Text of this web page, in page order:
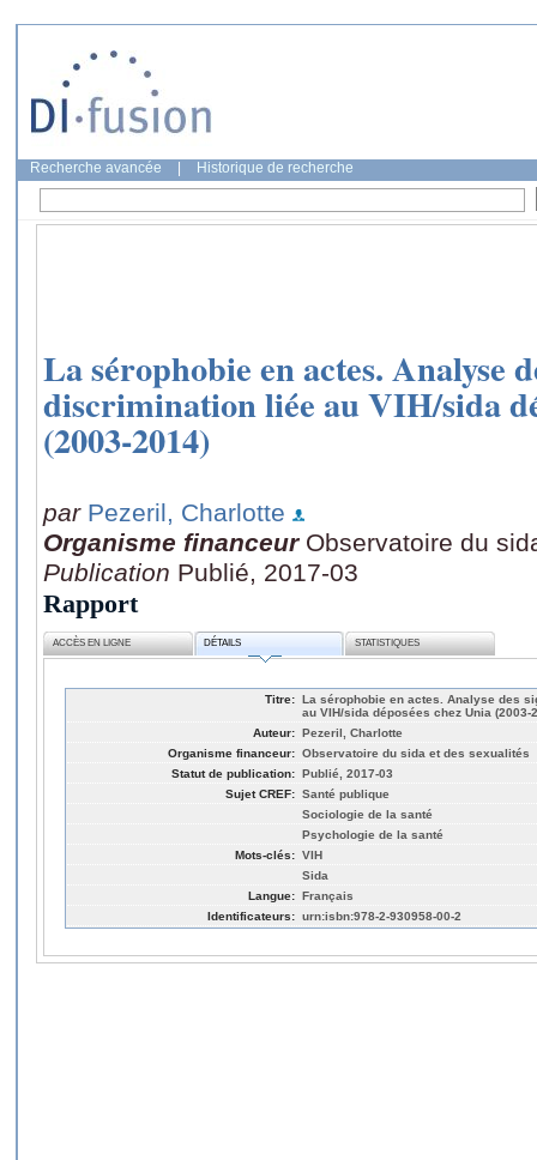
Recherche avancée Historique de recherche
La sérophobie en actes. Analyse
discrimination liée au VIH/sida
(2003-2014)
par Pezeril, Charlotte
Organisme financeur Observatoire du
Publication Publié, 2017-03
Rapport
ACCÈS EN LIGNE DÉTAILS STATISTIQUES
Titre: La sérophobie en actes. Analyse des
au VIH/sida déposées chez Unia (2003-
Auteur: Pezeril, Charlotte
Organisme financeur: Observatoire du sida et des sexualités
Statut de publication: Publié, 2017-03
Sujet CREF: Santé publique
Sociologie de la santé
Psychologie de la santé
Mots-clés: VIH
Sida
Langue: Français
Identificateurs: urn:isbn:978-2-930958-00-2